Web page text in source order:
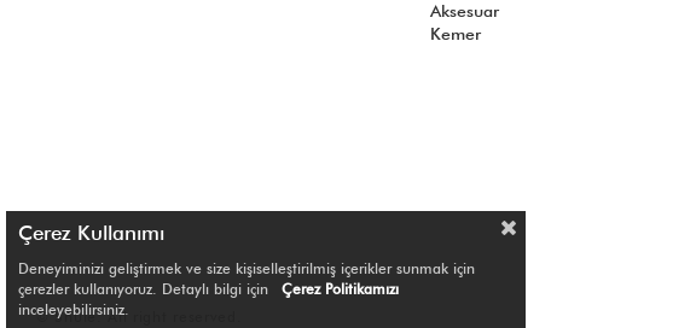
Aksesuar
Kemer
© Shule. All right reserved.
Çerez Kullanımı
Deneyiminizi geliştirmek ve size kişiselleştirilmiş içerikler sunmak için
çerezler kullanıyoruz. Detaylı bilgi için Çerez Politikamızı
inceleyebilirsiniz.